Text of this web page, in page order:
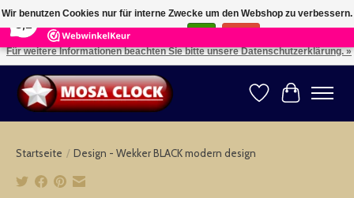
164 Reviews ×
Kies uw taal: NL -- Wählen Sie ihre Sprache: DE -- Choose your language: EN ⇓ ⇒
Wunschzettel
Ihr
Startseite / Design - Wekker BLACK modern design
Wir benutzen Cookies nur für interne Zwecke um den Webshop zu verbessern.
Ist das in Ordnung?
Für weitere Informationen beachten Sie bitte unsere Datenschutzerklärung. »